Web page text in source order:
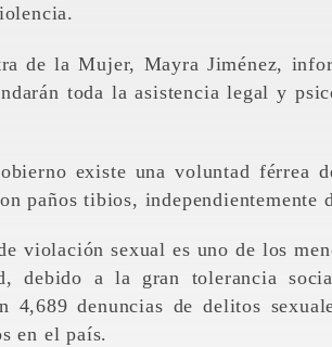
de la Mujer, Mayra Jiménez,
toda la asistencia legal y
existe una voluntad férrea
paños tibios, independientemente
violación sexual es uno de los
debido a la gran tolerancia
4,689 denuncias de delitos
en el país.